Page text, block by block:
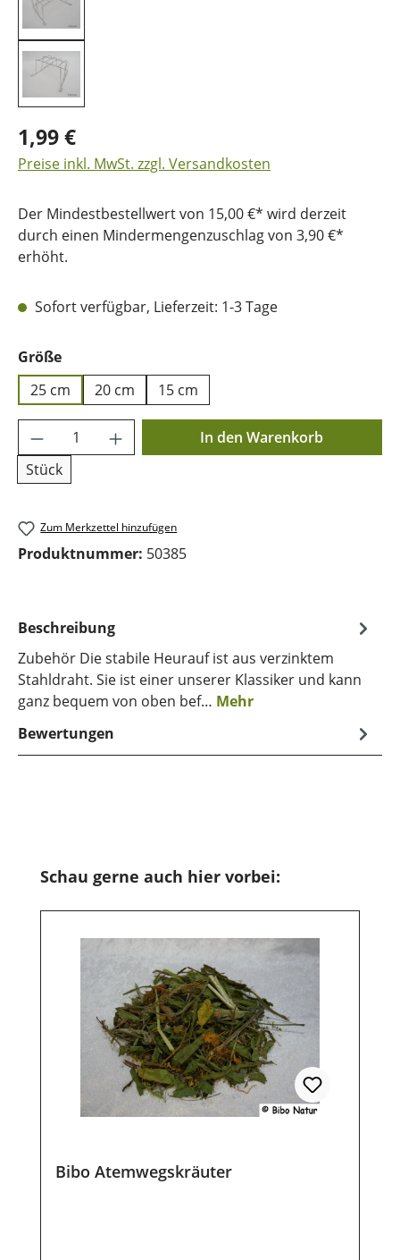
1,99 €
Preise inkl. MwSt. zzgl. Versandkosten
Der Mindestbestellwert von 15,00 €* wird derzeit
durch einen Mindermengenzuschlag von 3,90 €*
erhöht.
Sofort verfügbar, Lieferzeit: 1-3 Tage
Größeauswählen
25 cm
20 cm 15 cm
Produkt Anzahl: Gib den gewünschten
Stück
In den Warenkorb
Zum Merkzettel hinzufügen
Produktnummer: 50385
Beschreibung
Zubehör Die stabile Heurauf ist aus verzinktem
Stahldraht. Sie ist einer unserer Klassiker und kann
ganz bequem von oben bef… Mehr
Bewertungen
Produktgalerie überspringen
Schau gerne auch hier vorbei:
Bibo Atemwegskräuter